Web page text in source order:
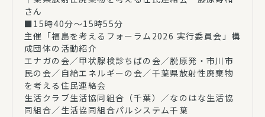
さん
■15時40分～15時55分
主催「福島を考えるフォーラム2026 実行委員会」構
成団体の活動紹介
エナガの会／甲状腺検診ちばの会／脱原発・市川市
民の会／自給エネルギーの会／千葉県放射性廃棄物
を考える住民連絡会
生活クラブ生活協同組合（千葉）／なのはな生活協
同組合／生活協同組合パルシステム千葉